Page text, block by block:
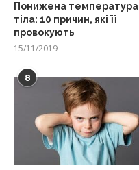
Понижена температура
тіла: 10 причин, які її
провокують
15/11/2019
8